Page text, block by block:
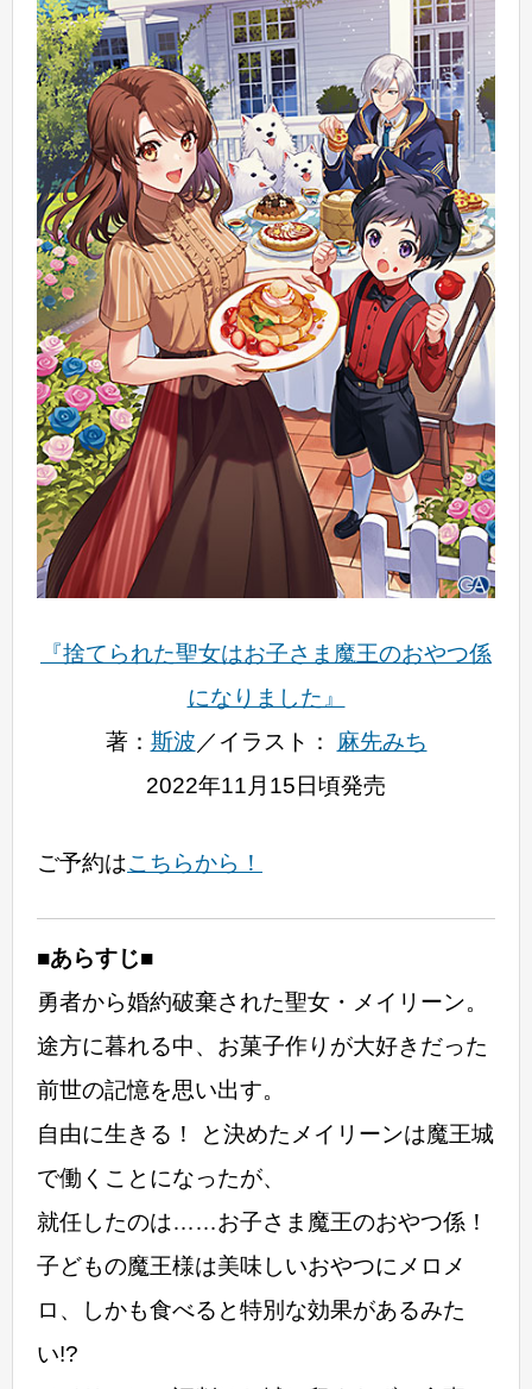
『捨てられた聖女はお子さま魔王のおやつ係
になりました』
著： 斯波／イラスト： 麻先みち
2022年11月15日頃発売
ご予約はこちらから！
■あらすじ■
勇者から婚約破棄された聖女・メイリーン。
途方に暮れる中、お菓子作りが大好きだった
前世の記憶を思い出す。
自由に生きる！ と決めたメイリーンは魔王城
で働くことになったが、
就任したのは……お子さま魔王のおやつ係！
子どもの魔王様は美味しいおやつにメロメ
ロ、しかも食べると特別な効果があるみた
い!?